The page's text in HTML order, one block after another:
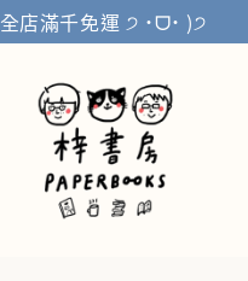
全店滿千免運 ੭ ˙ᗜ˙ )੭